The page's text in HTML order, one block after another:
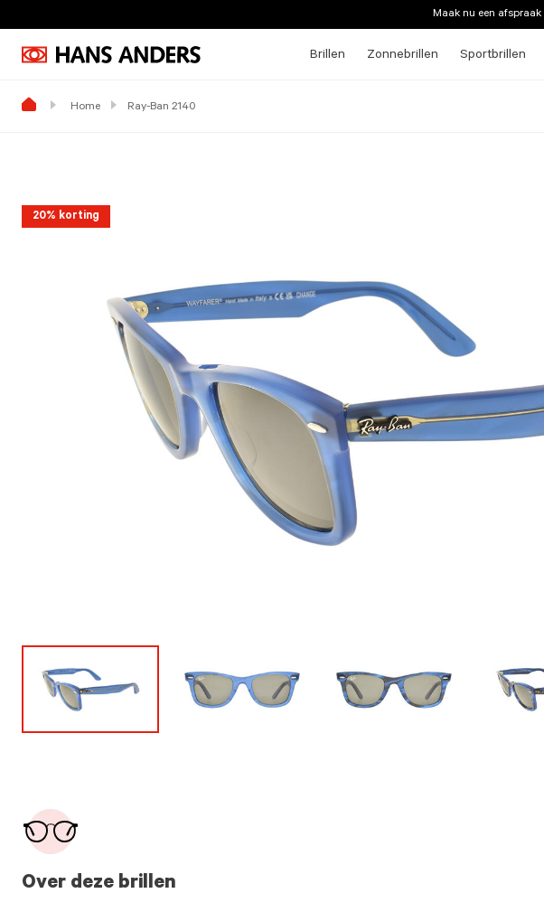
Maak nu een
Brillen Zonnebrillen Sportbrillen
Home Ray-Ban 2140
20% korting
Over deze brillen